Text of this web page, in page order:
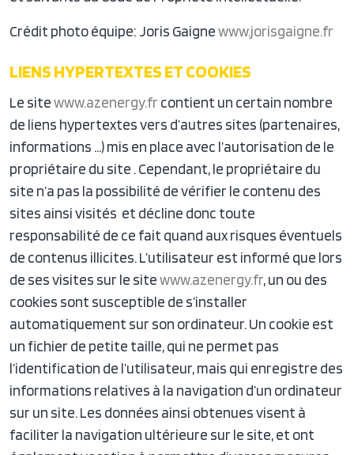
Crédit photo équipe: Joris Gaignewww.jorisgaigne.fr
LIENS HYPERTEXTES ET COOKIES
Le sitewww.azenergy.fr contient un certain nombre
de liens hypertextes vers d’autres sites (partenaires,
informations …) mis en place avec l’autorisation de le
propriétaire du site . Cependant, le propriétaire du
site n’a pas la possibilité de vérifier le contenu des
sites ainsi visités et décline donc toute
responsabilité de ce fait quand aux risques éventuels
de contenus illicites. L’utilisateur est informé que lors
de ses visites sur le sitewww.azenergy.fr, un ou des
cookies sont susceptible de s’installer
automatiquement sur son ordinateur. Un cookie est
un fichier de petite taille, qui ne permet pas
l’identification de l’utilisateur, mais qui enregistre des
informations relatives à la navigation d’un ordinateur
sur un site. Les données ainsi obtenues visent à
faciliter la navigation ultérieure sur le site, et ont